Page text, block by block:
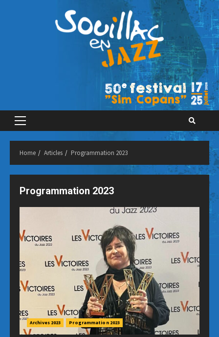
Primary
Home Articles Programmation 2023
Programmation 2023
Archives 2023 Programmation 2023